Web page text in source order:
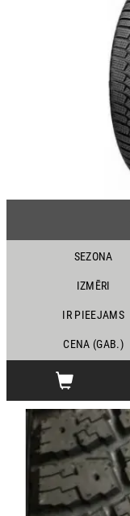
SEZONA
IZMĒRI
IR PIEEJAMS
CENA (GAB.)